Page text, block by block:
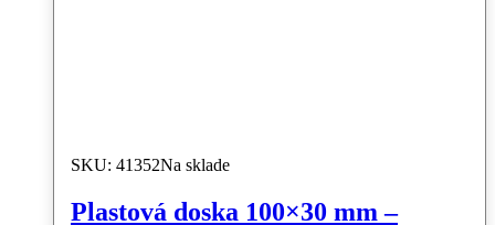
SKU: 41352Na sklade
Plastová doska 100×30 mm –